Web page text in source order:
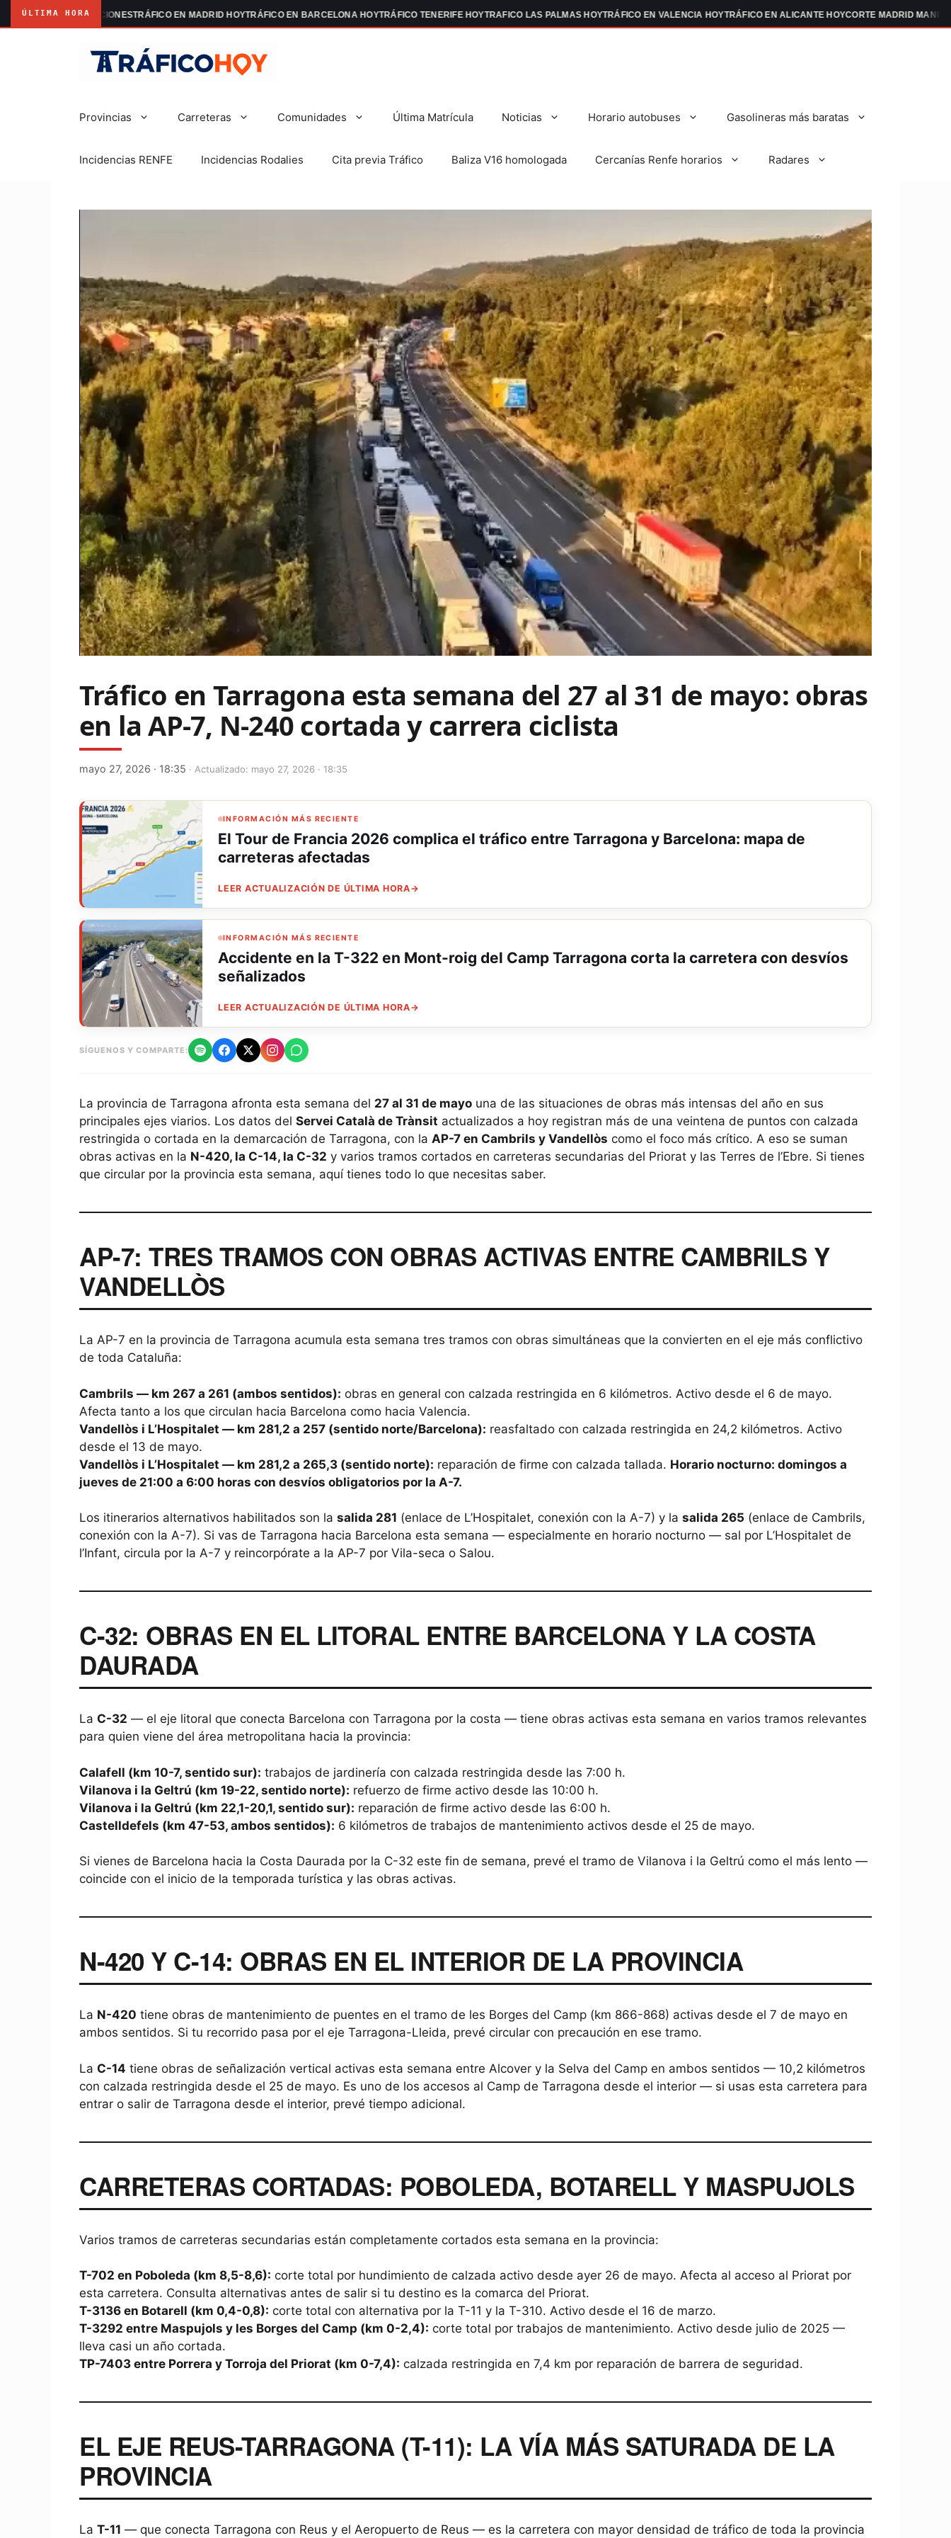
ÚLTIMA HORA
MANIFESTACIONES TRÁFICO EN MADRID HOYTRÁFICO EN BARCELONA HOYTRÁFICO TENERIFE HOYTRAFICO LAS PALMAS HOYTRÁFICO EN VALENCIA HOYTRÁFICO EN ALICANTE HOYCORTE MADRID
Provincias Carreteras Comunidades Última Matrícula Noticias Horario autobuses Gasolineras más baratas
Incidencias RENFE Incidencias Rodalies Cita previa Tráfico Baliza V16 homologada Cercanías Renfe horarios Radares
Tráfico en Tarragona esta semana del 27 al 31 de mayo: obras
en la AP-7, N-240 cortada y carrera ciclista
mayo 27, 2026 · 18:35 · Actualizado: mayo 27, 2026 · 18:35
INFORMACIÓN MÁS RECIENTE
El Tour de Francia 2026 complica el tráfico entre Tarragona y Barcelona: mapa de
carreteras afectadas
LEER ACTUALIZACIÓN DE ÚLTIMA HORA→
INFORMACIÓN MÁS RECIENTE
Accidente en la T-322 en Mont-roig del Camp Tarragona corta la carretera con desvíos
señalizados
LEER ACTUALIZACIÓN DE ÚLTIMA HORA→
SÍGUENOS Y COMPARTE:
La provincia de Tarragona afronta esta semana del 27 al 31 de mayo una de las situaciones de obras más intensas del año en sus
principales ejes viarios. Los datos del Servei Català de Trànsit actualizados a hoy registran más de una veintena de puntos con calzada
restringida o cortada en la demarcación de Tarragona, con la AP-7 en Cambrils y Vandellòs como el foco más crítico. A eso se suman
obras activas en la N-420, la C-14, la C-32 y varios tramos cortados en carreteras secundarias del Priorat y las Terres de l’Ebre. Si tienes
que circular por la provincia esta semana, aquí tienes todo lo que necesitas saber.
AP-7: TRES TRAMOS CON OBRAS ACTIVAS ENTRE CAMBRILS Y
VANDELLÒS
La AP-7 en la provincia de Tarragona acumula esta semana tres tramos con obras simultáneas que la convierten en el eje más conflictivo
de toda Cataluña:
Cambrils — km 267 a 261 (ambos sentidos): obras en general con calzada restringida en 6 kilómetros. Activo desde el 6 de mayo.
Afecta tanto a los que circulan hacia Barcelona como hacia Valencia.
Vandellòs i L’Hospitalet — km 281,2 a 257 (sentido norte/Barcelona): reasfaltado con calzada restringida en 24,2 kilómetros. Activo
desde el 13 de mayo.
Vandellòs i L’Hospitalet — km 281,2 a 265,3 (sentido norte): reparación de firme con calzada tallada. Horario nocturno: domingos a
jueves de 21:00 a 6:00 horas con desvíos obligatorios por la A-7.
Los itinerarios alternativos habilitados son la salida 281 (enlace de L’Hospitalet, conexión con la A-7) y la salida 265 (enlace de Cambrils,
conexión con la A-7). Si vas de Tarragona hacia Barcelona esta semana — especialmente en horario nocturno — sal por L’Hospitalet de
l’Infant, circula por la A-7 y reincorpórate a la AP-7 por Vila-seca o Salou.
C-32: OBRAS EN EL LITORAL ENTRE BARCELONA Y LA COSTA
DAURADA
La C-32 — el eje litoral que conecta Barcelona con Tarragona por la costa — tiene obras activas esta semana en varios tramos relevantes
para quien viene del área metropolitana hacia la provincia:
Calafell (km 10-7, sentido sur): trabajos de jardinería con calzada restringida desde las 7:00 h.
Vilanova i la Geltrú (km 19-22, sentido norte): refuerzo de firme activo desde las 10:00 h.
Vilanova i la Geltrú (km 22,1-20,1, sentido sur): reparación de firme activo desde las 6:00 h.
Castelldefels (km 47-53, ambos sentidos): 6 kilómetros de trabajos de mantenimiento activos desde el 25 de mayo.
Si vienes de Barcelona hacia la Costa Daurada por la C-32 este fin de semana, prevé el tramo de Vilanova i la Geltrú como el más lento —
coincide con el inicio de la temporada turística y las obras activas.
N-420 Y C-14: OBRAS EN EL INTERIOR DE LA PROVINCIA
La N-420 tiene obras de mantenimiento de puentes en el tramo de les Borges del Camp (km 866-868) activas desde el 7 de mayo en
ambos sentidos. Si tu recorrido pasa por el eje Tarragona-Lleida, prevé circular con precaución en ese tramo.
La C-14 tiene obras de señalización vertical activas esta semana entre Alcover y la Selva del Camp en ambos sentidos — 10,2 kilómetros
con calzada restringida desde el 25 de mayo. Es uno de los accesos al Camp de Tarragona desde el interior — si usas esta carretera para
entrar o salir de Tarragona desde el interior, prevé tiempo adicional.
CARRETERAS CORTADAS: POBOLEDA, BOTARELL Y MASPUJOLS
Varios tramos de carreteras secundarias están completamente cortados esta semana en la provincia:
T-702 en Poboleda (km 8,5-8,6): corte total por hundimiento de calzada activo desde ayer 26 de mayo. Afecta al acceso al Priorat por
esta carretera. Consulta alternativas antes de salir si tu destino es la comarca del Priorat.
T-3136 en Botarell (km 0,4-0,8): corte total con alternativa por la T-11 y la T-310. Activo desde el 16 de marzo.
T-3292 entre Maspujols y les Borges del Camp (km 0-2,4): corte total por trabajos de mantenimiento. Activo desde julio de 2025 —
lleva casi un año cortada.
TP-7403 entre Porrera y Torroja del Priorat (km 0-7,4): calzada restringida en 7,4 km por reparación de barrera de seguridad.
EL EJE REUS-TARRAGONA (T-11): LA VÍA MÁS SATURADA DE LA
PROVINCIA
La T-11 — que conecta Tarragona con Reus y el Aeropuerto de Reus — es la carretera con mayor densidad de tráfico de toda la provincia